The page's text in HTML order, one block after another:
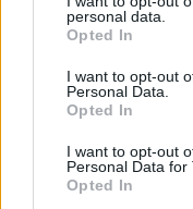
personal data.
Opted In
I want to opt-out
Personal Data.
Opted In
I want to opt-out
Personal Data for
Opted In
Αγαπημένα acts